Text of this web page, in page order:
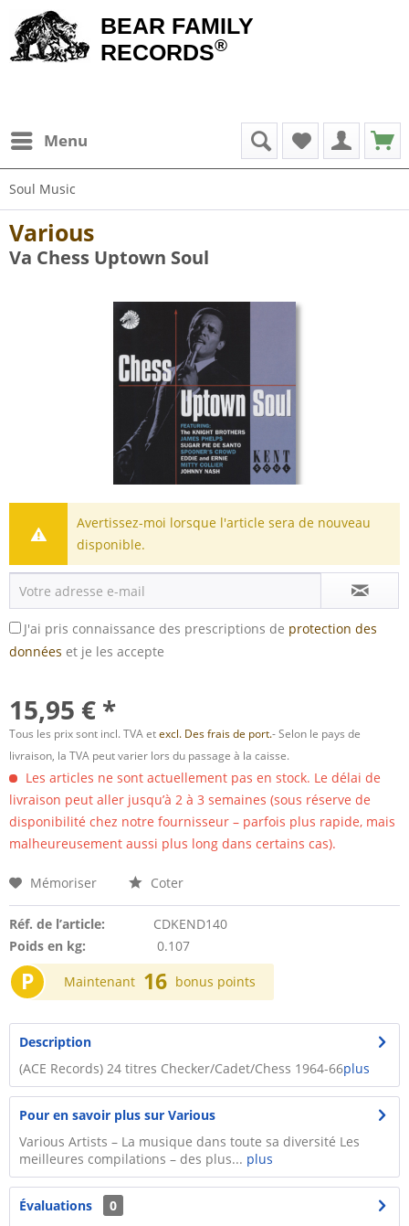
BEAR FAMILY
RECORDS®
Menu
Soul Music
Various
Va Chess Uptown Soul
Avertissez-moi lorsque l'article sera de nouveau
disponible.
J'ai pris connaissance des prescriptions de protection des
données et je les accepte
15,95 € *
Tous les prix sont incl. TVA etexcl. Des frais de port.- Selon le pays de
livraison, la TVA peut varier lors du passage à la caisse.
Les articles ne sont actuellement pas en stock. Le délai de
livraison peut aller jusqu’à 2 à 3 semaines (sous réserve de
disponibilité chez notre fournisseur – parfois plus rapide, mais
malheureusement aussi plus long dans certains cas).
Mémoriser Coter
Réf. de l’article:
CDKEND140
Poids en kg:
0.107
P Maintenant 16 bonus points
Description
(ACE Records) 24 titres Checker/Cadet/Chess 1964-66plus
Pour en savoir plus sur Various
Various Artists – La musique dans toute sa diversité Les
meilleures compilations – des plus... plus
Évaluations
0